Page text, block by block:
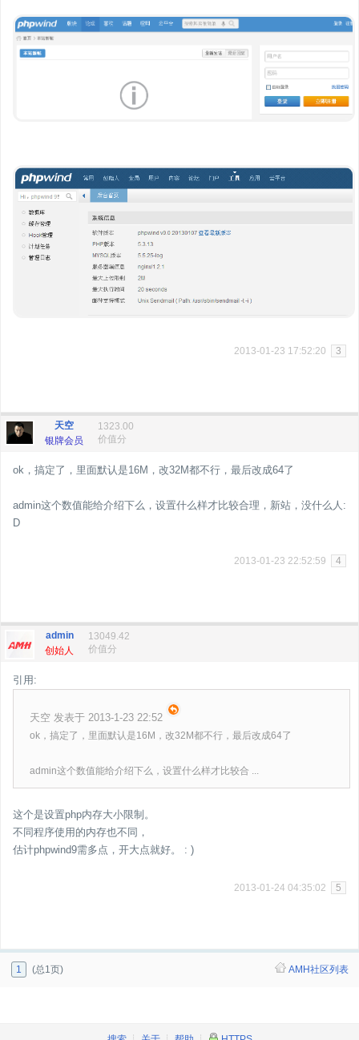
2013-01-23 17:52:20 3
天空
银牌会员
1323.00
价值分
ok，搞定了，里面默认是16M，改32M都不行，最后改成64了
admin这个数值能给介绍下么，设置什么样才比较合理，新站，没什么人:
D
2013-01-23 22:52:59 4
admin
创始人
13049.42
价值分
引用:
天空 发表于 2013-1-23 22:52
ok，搞定了，里面默认是16M，改32M都不行，最后改成64了
admin这个数值能给介绍下么，设置什么样才比较合 ...
这个是设置php内存大小限制。
不同程序使用的内存也不同，
估计phpwind9需多点，开大点就好。 : )
2013-01-24 04:35:02 5
1 (总1页) AMH社区列表